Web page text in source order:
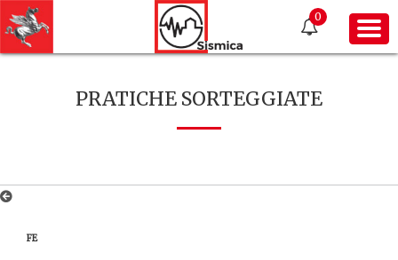
0
PRATICHE SORTEGGIATE
FE